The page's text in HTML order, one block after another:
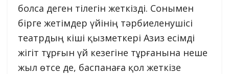
болса деген тілегін жеткізді. Сонымен
бірге жетімдер үйінің тәрбиеленушісі
театрдың кіші қызметкері Азиз есімді
жігіт тұрғын үй кезегіне тұрғанына неше
жыл өтсе де, баспанаға қол жеткізе